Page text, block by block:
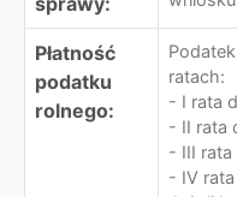
Płatność
podatku
rolnego:
ratach:
- I rata
- II rata
- III rata
- IV